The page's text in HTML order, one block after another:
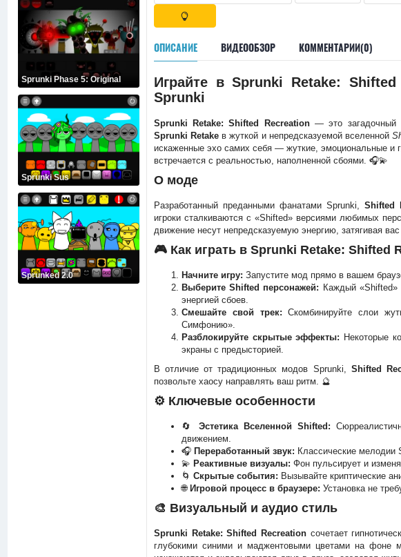
Sprunki Phase 5: Original
Sprunki Sus
Sprunked 2.0
ОПИСАНИЕ ВИДЕООБЗОР КОММЕНТАРИИ(0)
Играйте в Sprunki Retake:
Sprunki
Sprunki Retake: Shifted Recreation— это загадочный
Sprunki Retake в жуткой и непредсказуемой вселенной
искаженные эхо самих себя — жуткие, эмоциональные и
встречается с реальностью, наполненной сбоями. 🎧💫
О моде
Разработанный преданными фанатами Sprunki,Shifted
игроки сталкиваются с «Shifted» версиями любимых
движение несут непредсказуемую энергию, затягивая
🎮 Как играть в Sprunki Retake: Shifted
Начните игру: Запустите мод прямо в вашем
Выберите Shifted персонажей: Каждый «Shifted»
энергией сбоев.
Смешайте свой трек: Скомбинируйте слои
Симфонию».
Разблокируйте скрытые эффекты: Некоторые
экраны с предысторией.
В отличие от традиционных модов Sprunki, Shifted
позвольте хаосу направлять ваш ритм. 🔮
⚙️ Ключевые особенности
🔄 Эстетика Вселенной Shifted:
движением.
🎧 Переработанный звук: Классические мелодии
💫 Реактивные визуалы: Фон пульсирует и
🌀 Скрытые события: Вызывайте криптические
🌐 Игровой процесс в браузере: Установка не
🎨 Визуальный и аудио стиль
Sprunki Retake: Shifted Recreationсочетает
глубокими синими и маджентовыми цветами на фоне